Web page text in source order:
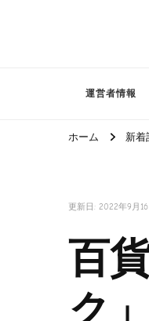
運営者情報
ホーム 新着
更新日: 2022年9月16
百
ク